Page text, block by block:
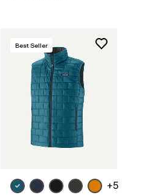
Best Seller
+5